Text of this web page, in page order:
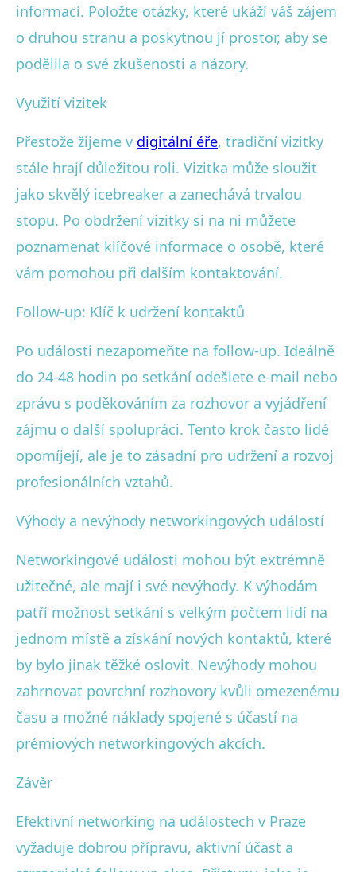
informací. Položte otázky, které ukáží váš zájem
o druhou stranu a poskytnou jí prostor, aby se
podělila o své zkušenosti a názory.
Využití vizitek
Přestože žijeme v digitální éře, tradiční vizitky
stále hrají důležitou roli. Vizitka může sloužit
jako skvělý icebreaker a zanechává trvalou
stopu. Po obdržení vizitky si na ni můžete
poznamenat klíčové informace o osobě, které
vám pomohou při dalším kontaktování.
Follow-up: Klíč k udržení kontaktů
Po události nezapomeňte na follow-up. Ideálně
do 24-48 hodin po setkání odešlete e-mail nebo
zprávu s poděkováním za rozhovor a vyjádření
zájmu o další spolupráci. Tento krok často lidé
opomíjejí, ale je to zásadní pro udržení a rozvoj
profesionálních vztahů.
Výhody a nevýhody networkingových událostí
Networkingové události mohou být extrémně
užitečné, ale mají i své nevýhody. K výhodám
patří možnost setkání s velkým počtem lidí na
jednom místě a získání nových kontaktů, které
by bylo jinak těžké oslovit. Nevýhody mohou
zahrnovat povrchní rozhovory kvůli omezenému
času a možné náklady spojené s účastí na
prémiových networkingových akcích.
Závěr
Efektivní networking na událostech v Praze
vyžaduje dobrou přípravu, aktivní účast a